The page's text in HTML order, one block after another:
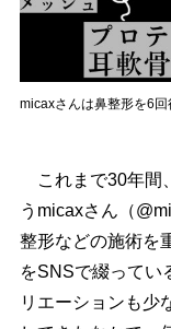
micaxさんは鼻整形を6回
これまで30年間
うmicaxさん（
整形などの施術を
をSNSで綴ってい
リエーションも少